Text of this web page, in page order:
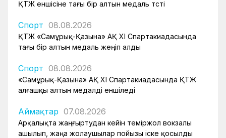
ҚТЖ еншісіне тағы бір алтын медаль түсті
Спорт 08.08.2026
ҚТЖ «Самұрық-Қазына» АҚ XI Спартакиадасында
тағы бір алтын медаль жеңіп алды
Спорт 08.08.2026
«Самұрық-Қазына» АҚ XI Спартакиадасында ҚТЖ
алғашқы алтын медалді еншіледі
Аймақтар 07.08.2026
Арқалықта жаңғыртудан кейін теміржол вокзалы
ашылып, жаңа жолаушылар пойызы іске қосылды